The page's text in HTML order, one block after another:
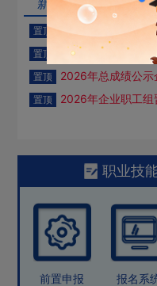
新闻资讯 政策发
置顶
置顶
置顶
置顶
职业技
前置申报 报名系